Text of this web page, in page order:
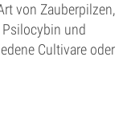
von Zauberpilzen,
und
Cultivare oder